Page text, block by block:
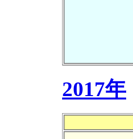
2017年